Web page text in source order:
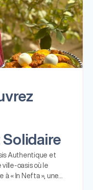
Authentique et
oasis où le
« In Nefta », une…